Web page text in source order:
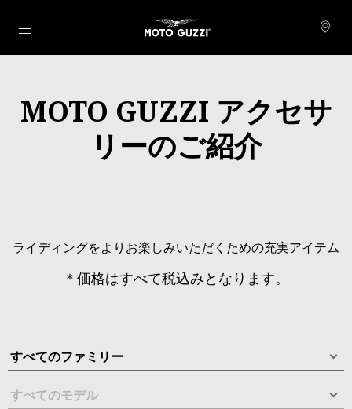
メインコンテンツへ
MOTO GUZZI アクセサ
リーのご紹介
ライディングをよりお楽しみいただくための充実アイテム
＊価格はすべて税込みとなります。